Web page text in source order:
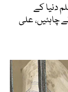
دنیا کے
چاہئیں، علی